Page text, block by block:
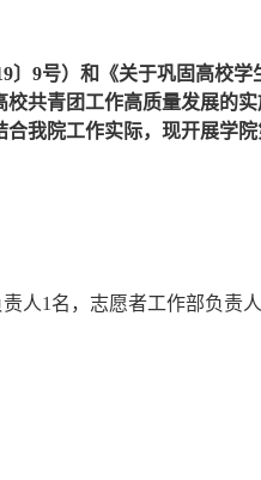
〕9号）和《关于巩固高校
共青团工作高质量发展的
我院工作实际，现开展学
人1名， 志愿者工作部负责